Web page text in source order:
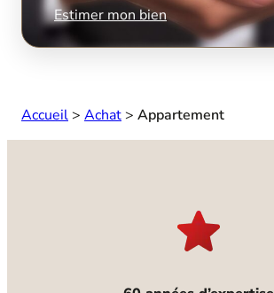
Estimer mon bien
Accueil > Achat > Appartement